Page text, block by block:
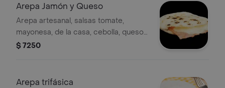
Arepa Jamón y Queso
Arepa artesanal, salsas tomate,
mayonesa, de la casa, cebolla, queso
costeño, jamón cunit, ripio
$ 7250
Arepa trifásica